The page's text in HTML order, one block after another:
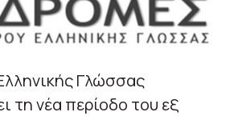
Γλώσσας
τη νέα περίοδο του εξ